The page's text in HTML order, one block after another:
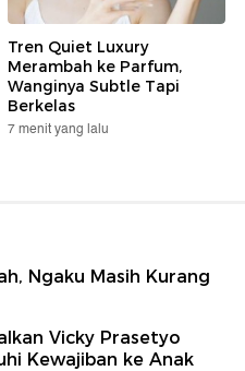
Tren Quiet Luxury
Merambah ke Parfum,
Wanginya Subtle Tapi
Berkelas
7 menit yang lalu
Ngaku Masih Kurang
Vicky Prasetyo
Kewajiban ke Anak